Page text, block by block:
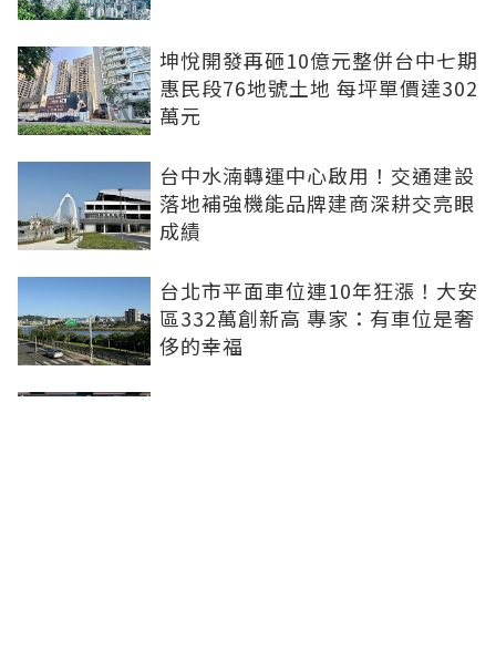
坤悅開發再砸10億元整併台中七期
惠民段76地號土地 每坪單價達302
萬元
台中水湳轉運中心啟用！交通建設
落地補強機能品牌建商深耕交亮眼
成績
台北市平面車位連10年狂漲！大安
區332萬創新高 專家：有車位是奢
侈的幸福